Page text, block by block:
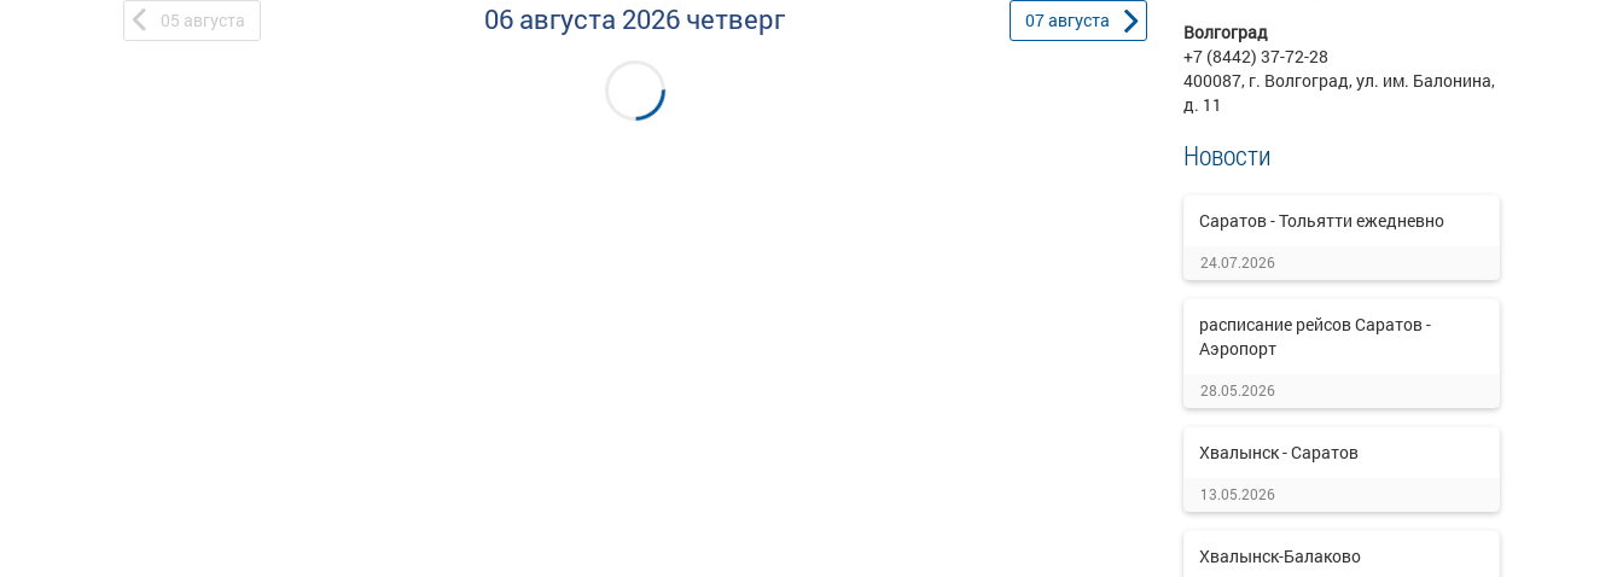
05 августа 06 августа 2026 четверг 07августа
Волгоград
+7 (8442) 37-72-28
400087, г. Волгоград, ул. им. Балонина,
д. 11
Новости
Саратов - Тольятти ежедневно
24.07.2026
расписание рейсов Саратов -
Аэропорт
28.05.2026
Хвалынск - Саратов
13.05.2026
Хвалынск-Балаково